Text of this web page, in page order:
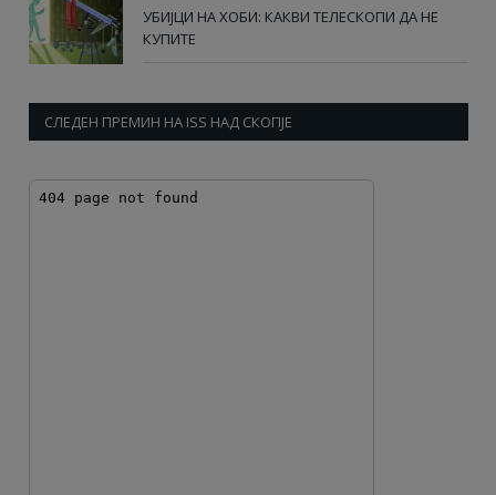
УБИЈЦИ НА ХОБИ: КАКВИ ТЕЛЕСКОПИ ДА НЕ
КУПИТЕ
СЛЕДЕН ПРЕМИН НА ISS НАД СКОПЈЕ